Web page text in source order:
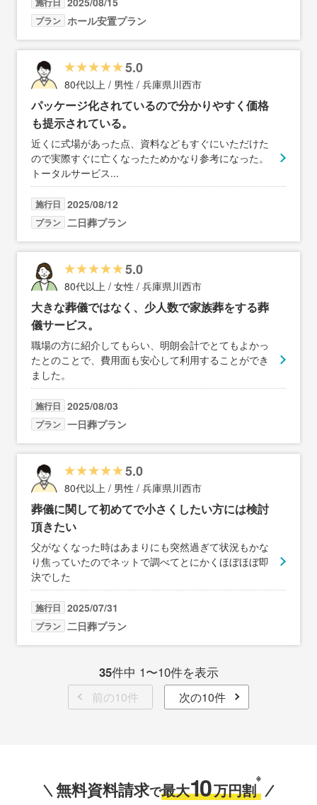
プラン ホール安置プラン
5.0
80代以上 / 男性 / 兵庫県川西市
パッケージ化されているので分かりやすく価格
も提示されている。
近くに式場があった点、資料などもすぐにいただけた
ので実際すぐに亡くなったためかなり参考になった。
トータルサービス...
施行日 2025/08/12
プラン 二日葬プラン
5.0
80代以上 / 女性 / 兵庫県川西市
大きな葬儀ではなく、少人数で家族葬をする葬
儀サービス。
職場の方に紹介してもらい、明朗会計でとてもよかっ
たとのことで、費用面も安心して利用することができ
ました。
施行日 2025/08/03
プラン 一日葬プラン
5.0
80代以上 / 男性 / 兵庫県川西市
葬儀に関して初めてで小さくしたい方には検討
頂きたい
父がなくなった時はあまりにも突然過ぎて状況もかな
り焦っていたのでネットで調べてとにかくほぼほぼ即
決でした
施行日 2025/07/31
プラン 二日葬プラン
35件中 1〜10件を表示
前の10件 次の10件
無料資料請求で最大10万円割
※